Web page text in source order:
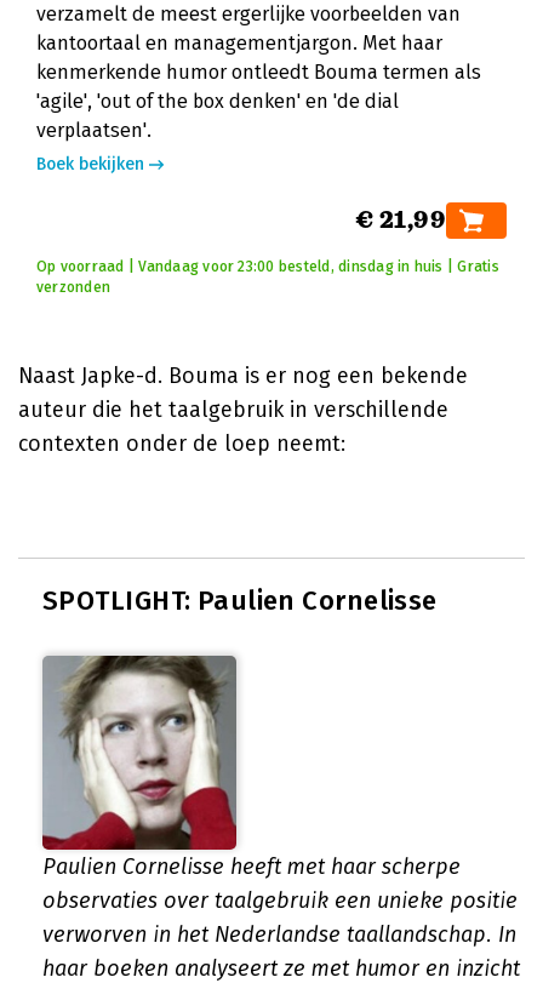
verzamelt de meest ergerlijke voorbeelden van
kantoortaal en managementjargon. Met haar
kenmerkende humor ontleedt Bouma termen als
'agile', 'out of the box denken' en 'de dial
verplaatsen'.
Boek bekijken
€ 21,99
Op voorraad | Vandaag voor 23:00 besteld, dinsdag in huis | Gratis
verzonden
Naast Japke-d. Bouma is er nog een bekende
auteur die het taalgebruik in verschillende
contexten onder de loep neemt:
SPOTLIGHT: Paulien Cornelisse
Paulien Cornelisse heeft met haar scherpe
observaties over taalgebruik een unieke positie
verworven in het Nederlandse taallandschap. In
haar boeken analyseert ze met humor en inzicht